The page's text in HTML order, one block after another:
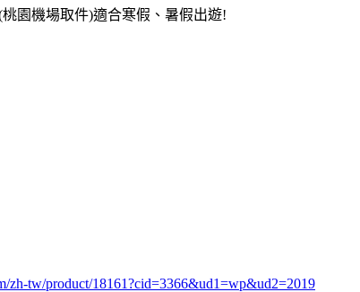
桃園機場取件)適合寒假、暑假出遊!
zh-tw/product/18161?cid=3366&ud1=wp&ud2=2019